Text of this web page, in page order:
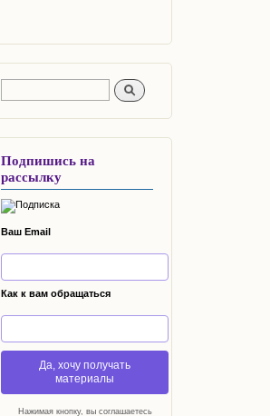
Форма поиска Поиск
Подпишись на
рассылку
Ваш Email
Как к вам обращаться
Да, хочу получать
материалы
Нажимая кнопку, вы соглашаетесь